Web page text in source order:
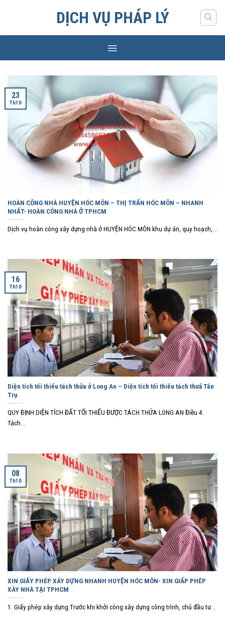
DỊCH VỤ PHÁP LÝ
HOÀN CÔNG NHÀ HUYỆN HÓC MÔN – THỊ TRẤN HÓC MÔN – NHANH
NHẤT- HOÀN CÔNG NHÀ Ở TPHCM
Dịch vụ hoàn công xây dựng nhà ở HUYỆN HÓC MÔN khu dự án, quy hoạch,...
23
Th10
Diện tích tối thiểu tách thửa ở Long An – Diện tích tối thiểu tách thưả Tân
Trụ
QUY ĐỊNH DIỆN TÍCH ĐẤT TỐI THIỂU ĐƯỢC TÁCH THỬA LONG AN Điều 4.
Tách...
16
Th10
XIN GIẤY PHÉP XÂY DỰNG NHANH HUYỆN HÓC MÔN- XIN GIẤP PHÉP
XÂY NHÀ TẠI TPHCM
1. Giấy phép xây dựng:Trước khi khởi công xây dựng công trình, chủ đầu tư...
08
Th10